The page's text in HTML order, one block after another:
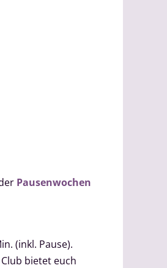
Pausenwochen
(inkl. Pause).
bietet euch